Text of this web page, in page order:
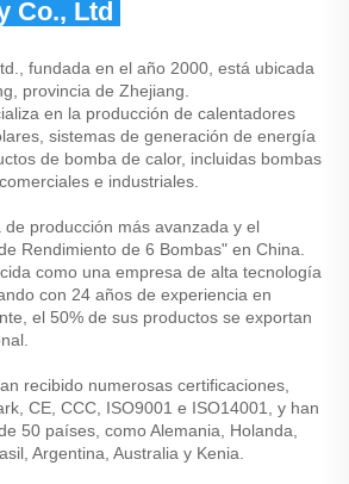
Co., Ltd
fundada en el año 2000, está ubicada
provincia de Zhejiang.
en la producción de calentadores
sistemas de generación de energía
de bomba de calor, incluidas bombas
e industriales.
producción más avanzada y el
Rendimiento de 6 Bombas" en China.
como una empresa de alta tecnología
con 24 años de experiencia en
el 50% de sus productos se exportan
recibido numerosas certificaciones,
CE, CCC, ISO9001 e ISO14001, y han
50 países, como Alemania, Holanda,
Argentina, Australia y Kenia.